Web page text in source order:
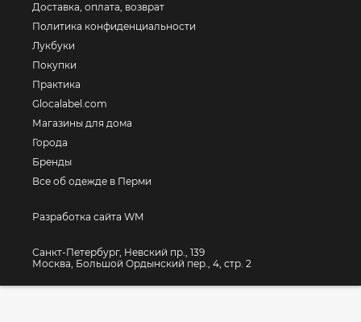
Доставка, оплата, возврат
Политика конфиденциальности
Лукбуки
Покупки
Практика
Glocalabel.com
Магазины для дома
Города
Бренды
Все об одежде в Перми
Разработка сайта WM
Санкт-Петербург, Невский пр., 139
Москва, Большой Ордынский пер., 4, стр. 2